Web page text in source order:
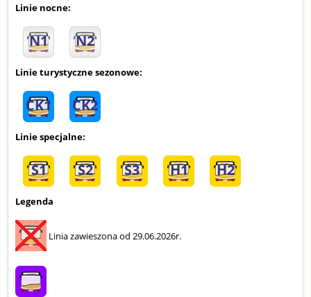
Linie nocne:
N1 N2
Linie turystyczne sezonowe:
CK1 CK2
Linie specjalne:
S1 S2 S3 H1 H2
Legenda
Linia zawieszona od 29.06.2026r.